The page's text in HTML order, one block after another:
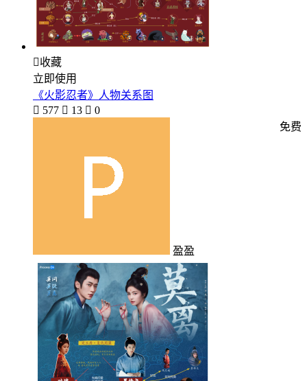
收藏
立即使用
《火影忍者》人物关系图
 577  13  0
盈盈
免费